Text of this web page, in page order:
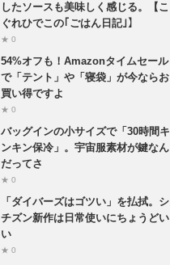
したソースも美味しく感じる。【こ
ぐれひでこの｢ごはん日記｣】
★ 0
54%オフも！Amazonタイムセール
で「テント」や「寝袋」が今ならお
買い得ですよ
★ 0
バッグインの小サイズで「30時間キ
ンキン保冷」。宇宙服素材が鍵なん
だってさ
★ 0
「ダイバーズはゴツい」を払拭。シ
チズン新作は日常使いにちょうどい
い
★ 0